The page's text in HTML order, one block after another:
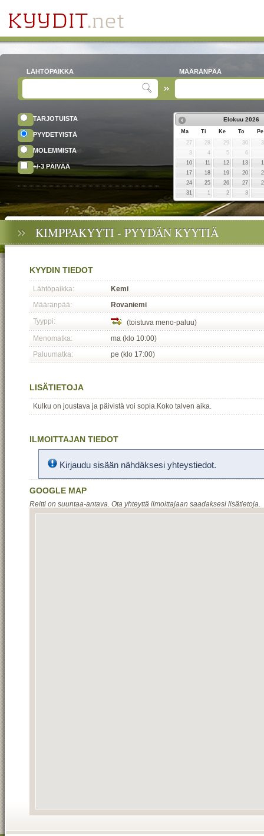
LÄHTÖPAIKKA MÄÄRÄNPÄÄ
TARJOTUISTA
PYYDETYISTÄ
MOLEMMISTA
+/-3 PÄIVÄÄ
Elokuu 2026
Ma Ti Ke To
Pe
27
28 29 30
3
4 5
6
10
11 12 13
17
18 19 20
24
25 26 27
31
1 2 3
KIMPPAKYYTI - PYYDÄN KYYTIÄ
KYYDIN TIEDOT
Lähtöpaikka:
Kemi
Määränpää:
Rovaniemi
Tyyppi:
(toistuva meno-paluu)
Menomatka:
ma (klo 10:00)
Paluumatka:
pe (klo 17:00)
LISÄTIETOJA
Kulku on joustava ja päivistä voi sopia.Koko talven aika.
ILMOITTAJAN TIEDOT
Kirjaudu sisään nähdäksesi yhteystiedot.
GOOGLE MAP
Reitti on suuntaa-antava. Ota yhteyttä ilmoittajaan saadaksesi lisätietoja.